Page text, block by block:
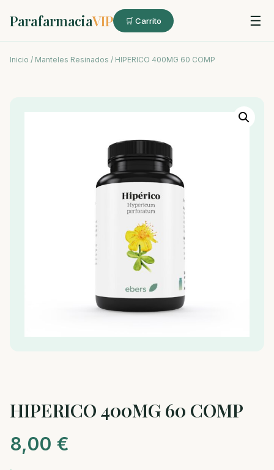
ParafarmaciaVIP 🛒 Carrito ☰
Inicio / Manteles Resinados / HIPERICO 400MG 60 COMP
HIPERICO 400MG 60 COMP
8,00 €